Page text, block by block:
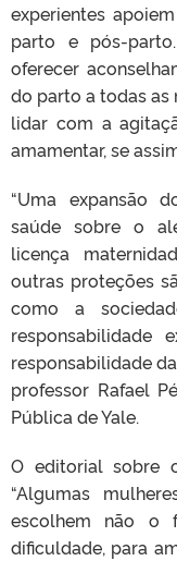
experientes
parto e pós-
oferecer
do parto a todas as
lidar com a
amamentar, se
“Uma expansão
saúde sobre o
licença
outras proteções
como a
responsabilidade
professor Rafael
Pública de Yale.
O editorial sobre
“Algumas
escolhem não o
dificuldade, para